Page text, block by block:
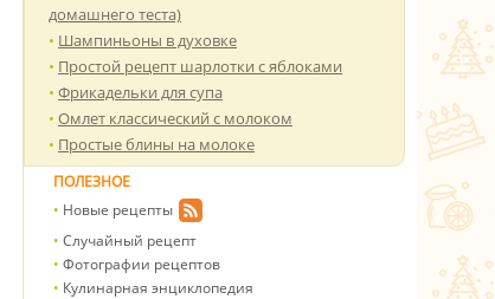
домашнего теста)
Шампиньоны в духовке
Простой рецепт шарлотки с яблоками
Фрикадельки для супа
Омлет классический с молоком
Простые блины на молоке
ПОЛЕЗНОЕ
Новые рецепты
Случайный рецепт
Фотографии рецептов
Кулинарная энциклопедия